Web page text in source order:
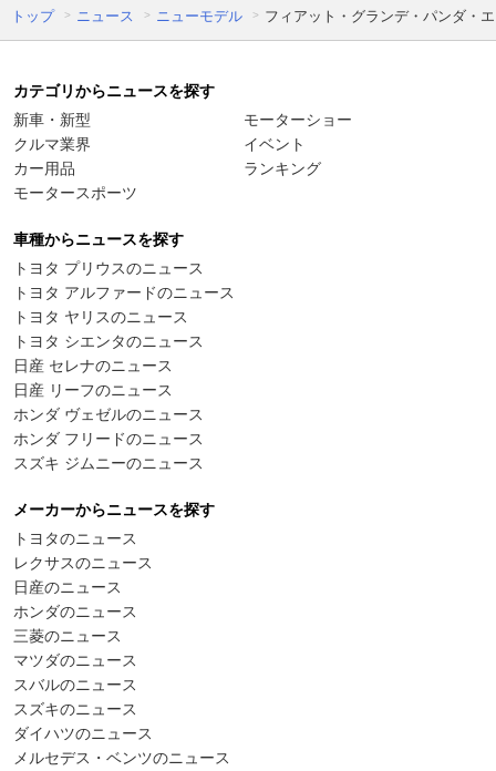
トップ ニュース ニューモデル フィアット・グランデ・パンダ・
カテゴリからニュースを探す
新車・新型
クルマ業界
カー用品
モータースポーツ
モーターショー
イベント
ランキング
車種からニュースを探す
トヨタ プリウスのニュース
トヨタ アルファードのニュース
トヨタ ヤリスのニュース
トヨタ シエンタのニュース
日産 セレナのニュース
日産 リーフのニュース
ホンダ ヴェゼルのニュース
ホンダ フリードのニュース
スズキ ジムニーのニュース
メーカーからニュースを探す
トヨタのニュース
レクサスのニュース
日産のニュース
ホンダのニュース
三菱のニュース
マツダのニュース
スバルのニュース
スズキのニュース
ダイハツのニュース
メルセデス・ベンツのニュース